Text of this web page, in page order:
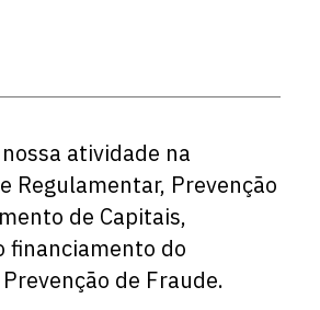
atividade na
Regulamentar, Prevenção
de Capitais,
financiamento do
de Fraude.